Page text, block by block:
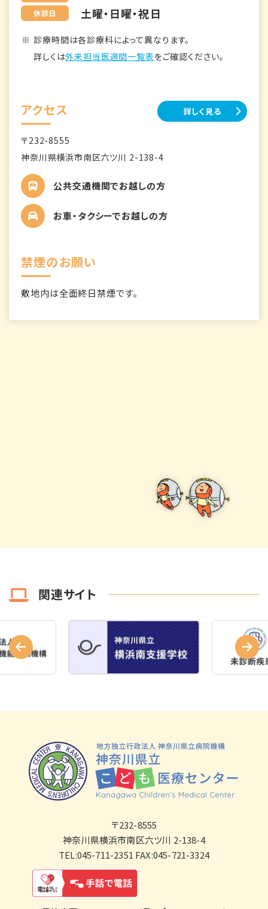
休診日 土曜・日曜・祝日
診療時間は各診療科によって異なります。
詳しくは外来担当医週間一覧表をご確認ください。
アクセス 詳しく見る
〒232-8555
神奈川県横浜市南区六ツ川 2-138-4
公共交通機関でお越しの方
お車・タクシーでお越しの方
禁煙のお願い
敷地内は全面終日禁煙です。
関連サイト
〒232-8555
神奈川県横浜市南区六ツ川 2-138-4
TEL:045-711-2351 FAX:045-721-3324